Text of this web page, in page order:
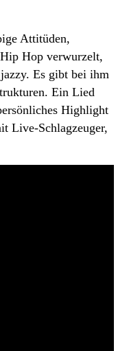
Attitüden,
Hop verwurzelt,
Es gibt bei ihm
Ein Lied
Highlight
Live-Schlagzeuger,